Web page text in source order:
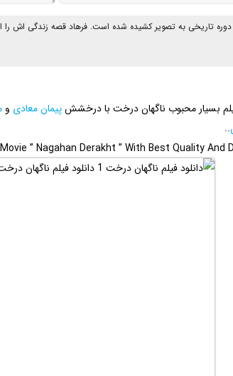
فیلم بسیار محبوب ناگهان درخت با درخششپیمان معادی و
..
” Nagahan Derakht ” With Best Quality And